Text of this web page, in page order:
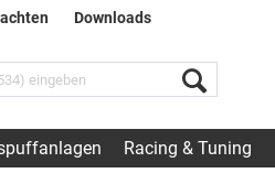
Downloads
Racing & Tuning